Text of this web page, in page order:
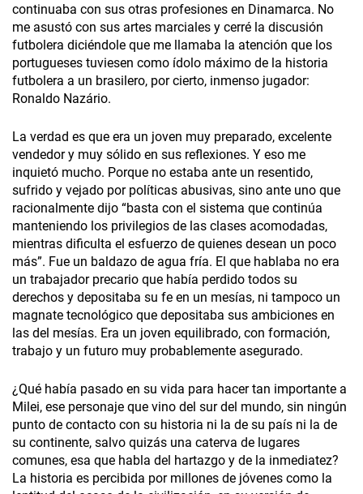
continuaba con sus otras profesiones en Dinamarca. No
me asustó con sus artes marciales y cerré la discusión
futbolera diciéndole que me llamaba la atención que los
portugueses tuviesen como ídolo máximo de la historia
futbolera a un brasilero, por cierto, inmenso jugador:
Ronaldo Nazário.
La verdad es que era un joven muy preparado, excelente
vendedor y muy sólido en sus reflexiones. Y eso me
inquietó mucho. Porque no estaba ante un resentido,
sufrido y vejado por políticas abusivas, sino ante uno que
racionalmente dijo “basta con el sistema que continúa
manteniendo los privilegios de las clases acomodadas,
mientras dificulta el esfuerzo de quienes desean un poco
más”. Fue un baldazo de agua fría. El que hablaba no era
un trabajador precario que había perdido todos su
derechos y depositaba su fe en un mesías, ni tampoco un
magnate tecnológico que depositaba sus ambiciones en
las del mesías. Era un joven equilibrado, con formación,
trabajo y un futuro muy probablemente asegurado.
¿Qué había pasado en su vida para hacer tan importante a
Milei, ese personaje que vino del sur del mundo, sin ningún
punto de contacto con su historia ni la de su país ni la de
su continente, salvo quizás una caterva de lugares
comunes, esa que habla del hartazgo y de la inmediatez?
La historia es percibida por millones de jóvenes como la